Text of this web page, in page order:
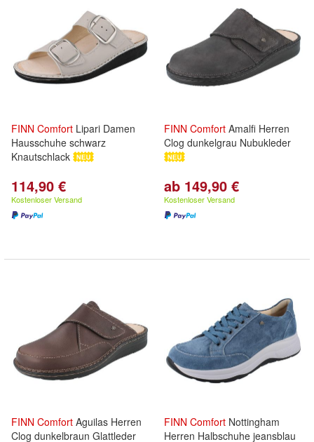
FINN Comfort Lipari Damen
Hausschuhe schwarz
Knautschlack
114,90 €
Kostenloser Versand
FINN Comfort Amalfi Herren
Clog dunkelgrau Nubukleder
ab 149,90 €
Kostenloser Versand
FINN Comfort Aguilas Herren
Clog dunkelbraun Glattleder
FINN Comfort Nottingham
Herren Halbschuhe jeansblau